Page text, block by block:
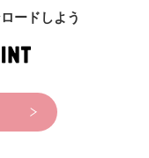
ードしよう